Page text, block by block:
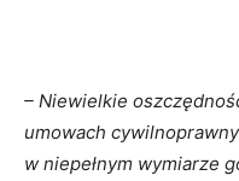
– Niewielkie
umowach
w niepełnym wymiarze